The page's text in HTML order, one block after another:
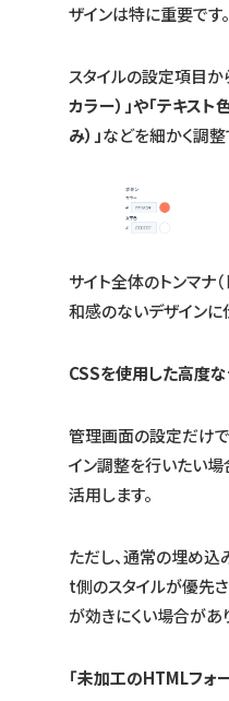
ザインは特に重要です。
スタイルの設定項目か
カラー）」や「テキスト
み）」などを細かく調整
サイト全体のトンマナ
和感のないデザインに
CSSを使用した高度
管理画面の設定だけ
イン調整を行いたい場
活用します。
ただし、通常の埋め
t側のスタイルが優先
が効きにくい場合があ
「未加工のHTMLフォ